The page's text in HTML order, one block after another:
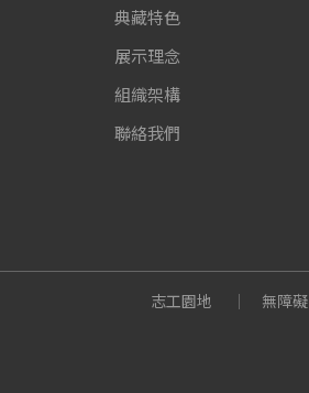
典藏特色
展示理念
組織架構
聯絡我們
志工園地 無障礙